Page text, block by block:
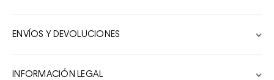
ENVÍOS Y DEVOLUCIONES
INFORMACIÓN LEGAL